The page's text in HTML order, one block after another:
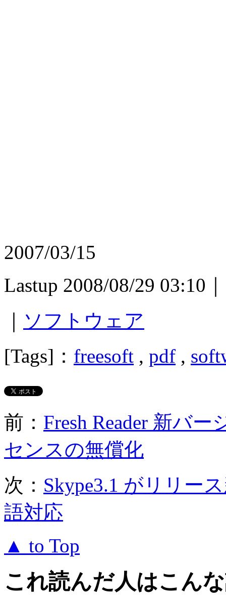
2007/03/15
Lastup 2008/08/29 03:10
ソフトウェア
[Tags]： freesoft , pdf ,
前： Fresh Reader 新バ
センスの無償化
次： Skype3.1 がリリー
語対応
▲ to Top
これ読んだ人はこん